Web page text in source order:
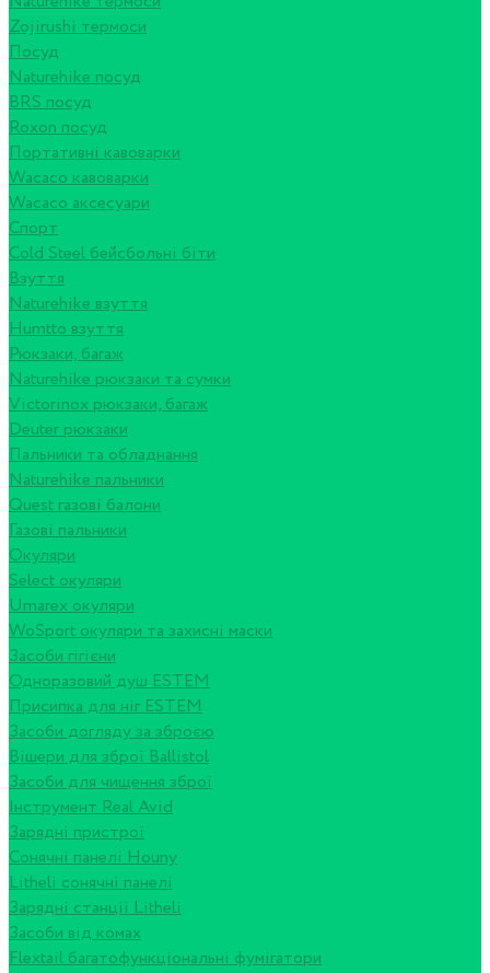
Zojirushi термоси
Посуд
Naturehike посуд
BRS посуд
Roxon посуд
Портативні кавоварки
Wacaco кавоварки
Wacaco аксесуари
Спорт
Cold Steel бейсбольні біти
Взуття
Naturehike взуття
Humtto взуття
Рюкзаки, багаж
Naturehike рюкзаки та сумки
Victorinox рюкзаки, багаж
Deuter рюкзаки
Пальники та обладнання
Naturehike пальники
Quest газові балони
Газові пальники
Окуляри
Select окуляри
Umarex окуляри
WoSport окуляри та захисні маски
Засоби гігієни
Одноразовий душ ESTEM
Присипка для ніг ESTEM
Засоби догляду за зброєю
Вішери для зброї Ballistol
Засоби для чищення зброї
Інструмент Real Avid
Зарядні пристрої
Сонячні панелі Houny
Litheli сонячні панелі
Зарядні станції Litheli
Засоби від комах
Flextail багатофункціональні фумігатори